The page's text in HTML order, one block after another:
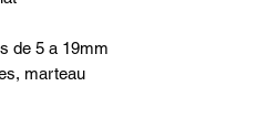
de 5 a 19mm
marteau